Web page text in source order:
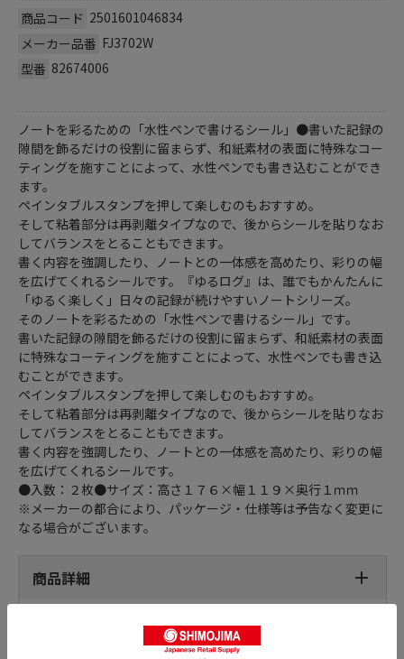
商品コード 2501601046834
メーカー品番 FJ3702W
型番 82674006
ノートを彩るための「水性ペンで書けるシール」●書いた記録の
隙間を飾るだけの役割に留まらず、和紙素材の表面に特殊なコー
ティングを施すことによって、水性ペンでも書き込むことができ
ます。
ペインタブルスタンプを押して楽しむのもおすすめ。
そして粘着部分は再剥離タイプなので、後からシールを貼りなお
してバランスをとることもできます。
書く内容を強調したり、ノートとの一体感を高めたり、彩りの幅
を広げてくれるシールです。『ゆるログ』は、誰でもかんたんに
「ゆるく楽しく」日々の記録が続けやすいノートシリーズ。
そのノートを彩るための「水性ペンで書けるシール」です。
書いた記録の隙間を飾るだけの役割に留まらず、和紙素材の表面
に特殊なコーティングを施すことによって、水性ペンでも書き込
むことができます。
ペインタブルスタンプを押して楽しむのもおすすめ。
そして粘着部分は再剥離タイプなので、後からシールを貼りなお
してバランスをとることもできます。
書く内容を強調したり、ノートとの一体感を高めたり、彩りの幅
を広げてくれるシールです。
●入数：２枚●サイズ：高さ１７６×幅１１９×奥行１ｍｍ
※メーカーの都合により、パッケージ・仕様等は予告なく変更に
なる場合がございます。
商品詳細